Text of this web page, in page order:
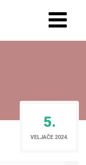
5.
VELJAČE 2024.